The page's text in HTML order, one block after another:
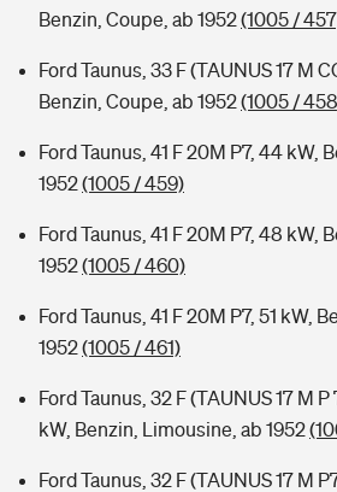
Benzin, Coupe, ab 1952(1005 /
Ford Taunus, 33 F (TAUNUS 17 M
Benzin, Coupe, ab 1952(1005 /
Ford Taunus, 41 F 20M P7, 44 kW,
1952(1005 / 459)
Ford Taunus, 41 F 20M P7, 48 kW,
1952(1005 / 460)
Ford Taunus, 41 F 20M P7, 51 kW,
1952(1005 / 461)
Ford Taunus, 32 F (TAUNUS 17 M
kW, Benzin, Limousine, ab 1952
Ford Taunus, 32 F (TAUNUS 17 M